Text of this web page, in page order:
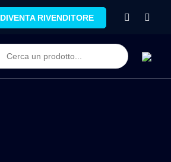
DIVENTA RIVENDITORE